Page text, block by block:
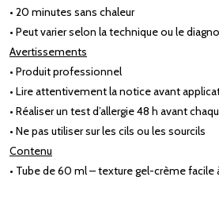
• 20 minutes sans chaleur
• Peut varier selon la technique ou le
Avertissements
• Produit professionnel
• Lire attentivement la notice avant
• Réaliser un test d’allergie 48 h avant
• Ne pas utiliser sur les cils ou les sourcils
Contenu
• Tube de 60 ml – texture gel-crème facile